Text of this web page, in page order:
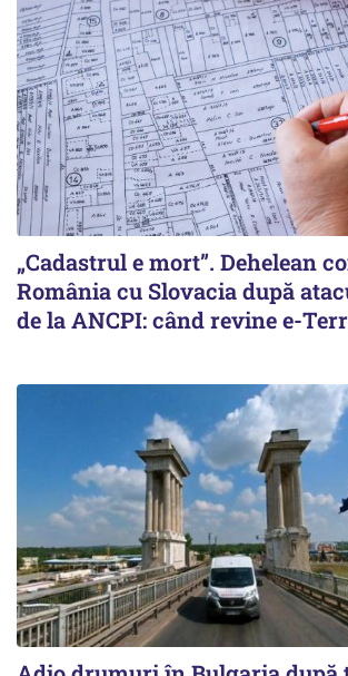
„Cadastrul e mort”. Dehelean
România cu Slovacia după
de la ANCPI: când revine e-